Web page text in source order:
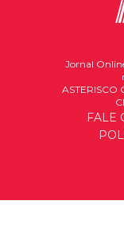
Jornal
ASTERISCO
FALE